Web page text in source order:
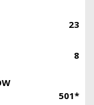
23
8
501*